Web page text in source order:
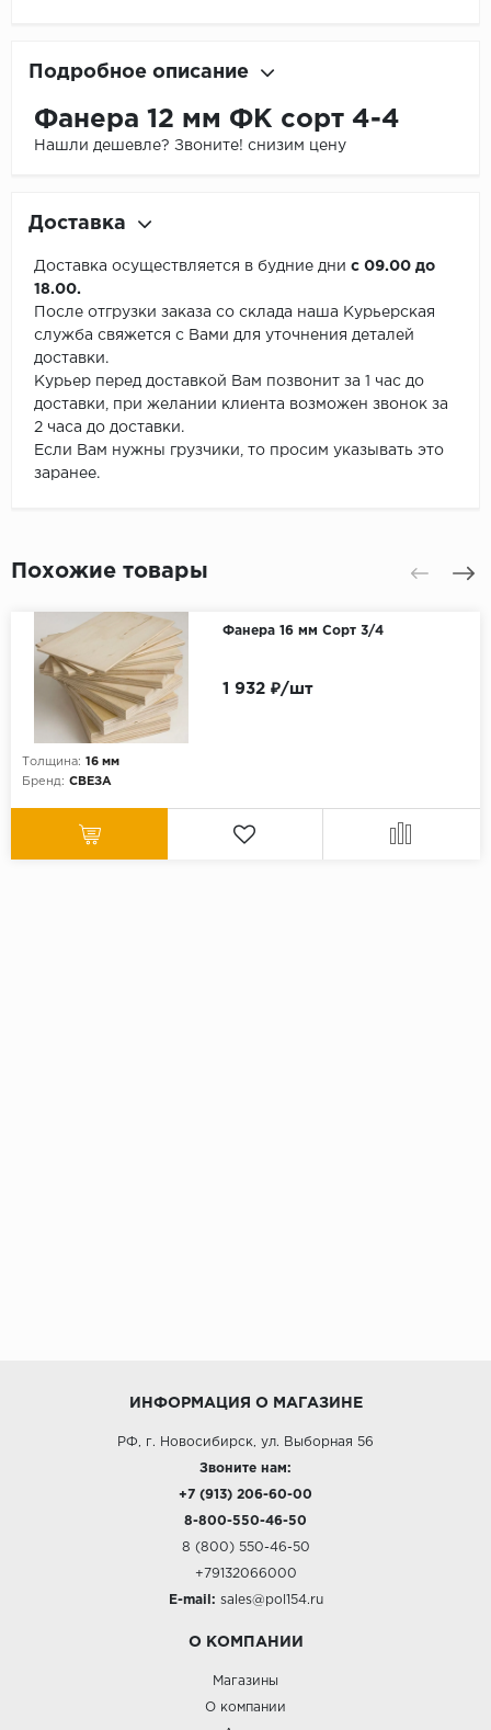
Подробное описание
Фанера 12 мм ФК сорт 4-4
Нашли дешевле? Звоните! снизим цену
Доставка
Доставка осуществляется в будние дни с 09.00 до
18.00.
После отгрузки заказа со склада наша Курьерская
служба свяжется с Вами для уточнения деталей
доставки.
Курьер перед доставкой Вам позвонит за 1 час до
доставки, при желании клиента возможен звонок за
2 часа до доставки.
Если Вам нужны грузчики, то просим указывать это
заранее.
Похожие товары
Фанера 16 мм Сорт 3/4
Толщина: 16 мм
Бренд: СВЕЗА
1 932 ₽/шт
ИНФОРМАЦИЯ О МАГАЗИНЕ
РФ, г. Новосибирск, ул. Выборная 56
Звоните нам:
+7 (913) 206-60-00
8-800-550-46-50
8 (800) 550-46-50
+79132066000
E-mail: sales@pol154.ru
О КОМПАНИИ
Магазины
О компании